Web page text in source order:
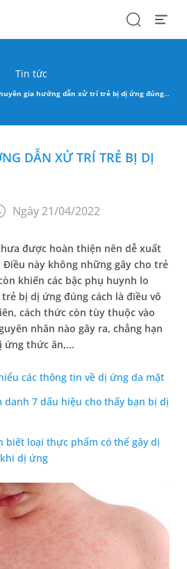
SearchOpen
Tin tức
gia hướng dẫn xử trí trẻ bị dị ứng đúng cách
DẪN XỬ TRÍ TRẺ BỊ DỊ
Ngày 21/04/2022
được hoàn thiện nên dễ xuất
này không những gây cho trẻ
khiến các bậc phụ huynh lo
bị dị ứng đúng cách là điều vô
cách thức còn tùy thuộc vào
nhân nào gây ra, chẳng hạn
thức ăn,...
các thông tin về dị ứng da mặt
danh 7 dấu hiệu cho thấy bạn bị dị
biết loại thực phẩm có thể gây dị
dị ứng